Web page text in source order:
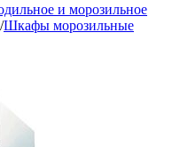
и морозильное
/Шкафы морозильные